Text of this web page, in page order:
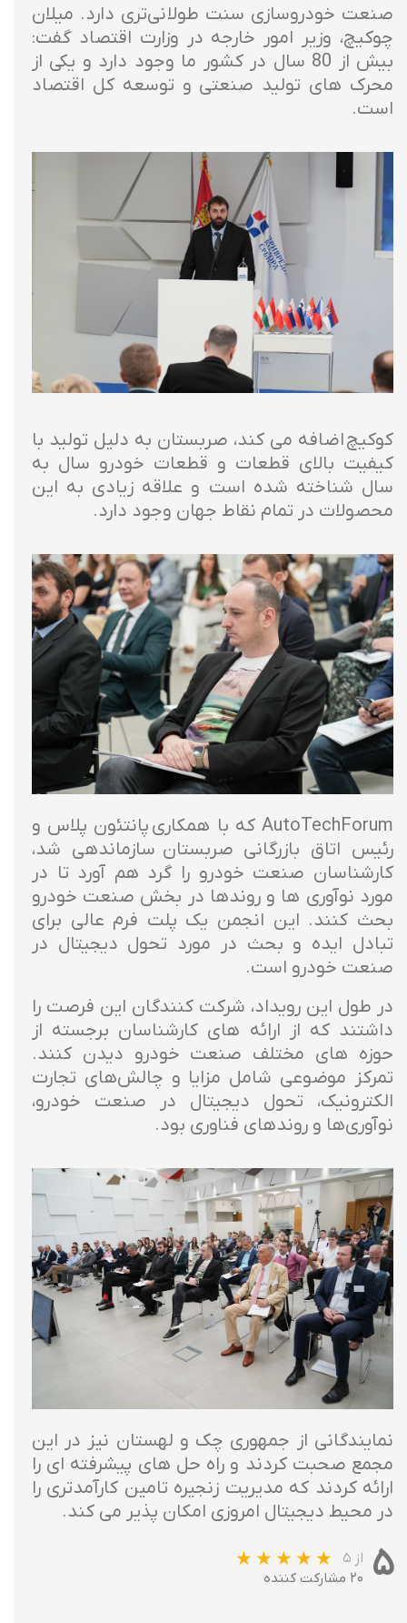
صنعت خودروسازی سنت طولانی‌تری دارد. میلان
چوکیچ، وزیر امور خارجه در وزارت اقتصاد گفت:
بیش از 80 سال در کشور ما وجود دارد و یکی از
محرک های تولید صنعتی و توسعه کل اقتصاد
است.
کوکیچ اضافه می کند، صربستان به دلیل تولید با
کیفیت بالای قطعات و قطعات خودرو سال به
سال شناخته شده است و علاقه زیادی به این
محصولات در تمام نقاط جهان وجود دارد.
AutoTechForum که با همکاری پانتئون پلاس و
رئيس اتاق بازرگانی صربستان سازماندهی شد،
کارشناسان صنعت خودرو را گرد هم آورد تا در
مورد نوآوری ها و روندها در بخش صنعت خودرو
بحث کنند. این انجمن یک پلت فرم عالی برای
تبادل ایده و بحث در مورد تحول دیجیتال در
صنعت خودرو است.
در طول این رویداد، شرکت کنندگان این فرصت را
داشتند که از ارائه های کارشناسان برجسته از
حوزه های مختلف صنعت خودرو دیدن کنند.
تمرکز موضوعی شامل مزایا و چالش‌های تجارت
الکترونیک، تحول دیجیتال در صنعت خودرو،
نوآوری‌ها و روندهای فناوری بود.
نمایندگانی از جمهوری چک و لهستان نیز در این
مجمع صحبت کردند و راه حل های پیشرفته ای را
ارائه کردند که مدیریت زنجیره تامین کارآمدتری را
در محیط دیجیتال امروزی امکان پذیر می کند.
۵ از ۵
۲۰ مشارکت کننده